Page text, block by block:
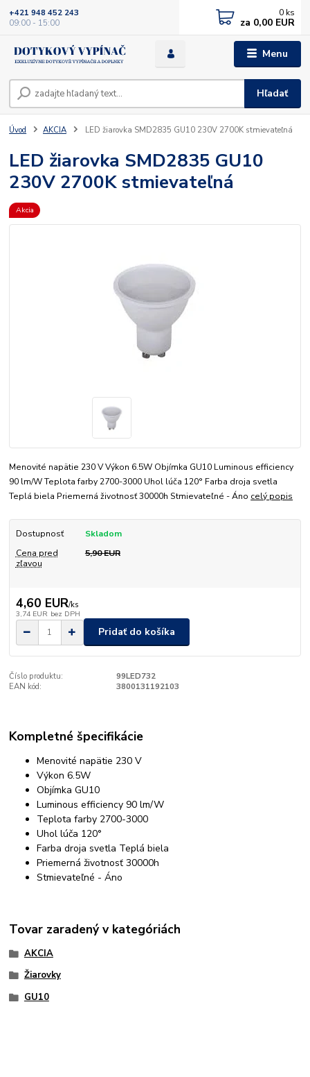
Menu
Hľadať
+421 948 452 243
09:00 - 15:00
0 ks
za 0,00 EUR
Úvod AKCIA LED žiarovka SMD2835 GU10 230V 2700K stmievateľná
LED žiarovka SMD2835 GU10
230V 2700K stmievateľná
Akcia
Menovité napätie 230 V Výkon 6.5W Objímka GU10 Luminous efficiency
90 lm/W Teplota farby 2700-3000 Uhol lúča 120° Farba droja svetla
Teplá biela Priemerná životnosť 30000h Stmievateľné - Áno celý popis
Dostupnosť
Skladom
Cena pred
zľavou
5,90 EUR
4,60 EUR/ks
3,74 EUR bez DPH
Pridať do košíka
Číslo produktu:
99LED732
EAN kód:
3800131192103
Kompletné špecifikácie
Menovité napätie 230 V
Výkon 6.5W
Objímka GU10
Luminous efficiency 90 lm/W
Teplota farby 2700-3000
Uhol lúča 120°
Farba droja svetla Teplá biela
Priemerná životnosť 30000h
Stmievateľné - Áno
Tovar zaradený v kategóriách
AKCIA
Žiarovky
GU10